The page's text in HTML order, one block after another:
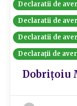
Declaratii de
Declaratii de
Declaratii de
Declarații de
Dobrițoiu